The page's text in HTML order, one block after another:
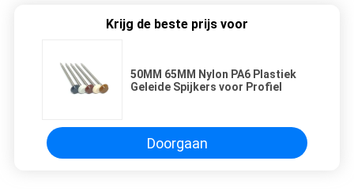
Krijg de beste prijs voor
50MM 65MM Nylon PA6 Plastiek
Geleide Spijkers voor Profiel
Doorgaan